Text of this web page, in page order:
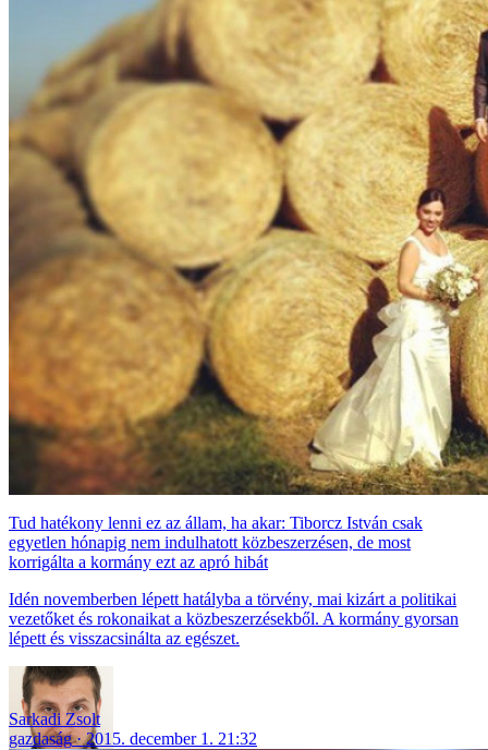
Tud hatékony lenni ez az állam, ha akar: Tiborcz István csak
egyetlen hónapig nem indulhatott közbeszerzésen, de most
korrigálta a kormány ezt az apró hibát
Idén novemberben lépett hatályba a törvény, mai kizárt a politikai
vezetőket és rokonaikat a közbeszerzésekből. A kormány gyorsan
lépett és visszacsinálta az egészet.
Sarkadi Zsolt
gazdaság
2015. december 1. 21:32